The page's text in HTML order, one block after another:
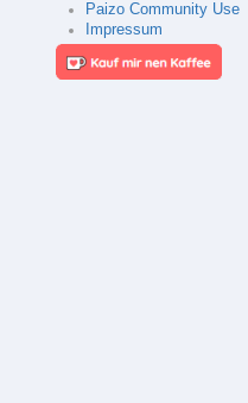
Paizo Community Use
Impressum